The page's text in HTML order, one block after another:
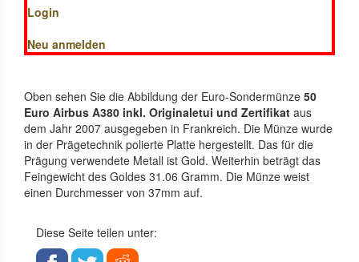
Login
Neu anmelden
Oben sehen Sie die Abbildung der Euro-Sondermünze 50
Euro Airbus A380 inkl. Originaletui und Zertifikat aus
dem Jahr 2007 ausgegeben in Frankreich. Die Münze wurde
in der Prägetechnik polierte Platte hergestellt. Das für die
Prägung verwendete Metall ist Gold. Weiterhin beträgt das
Feingewicht des Goldes 31.06 Gramm. Die Münze weist
einen Durchmesser von 37mm auf.
Diese Seite teilen unter: